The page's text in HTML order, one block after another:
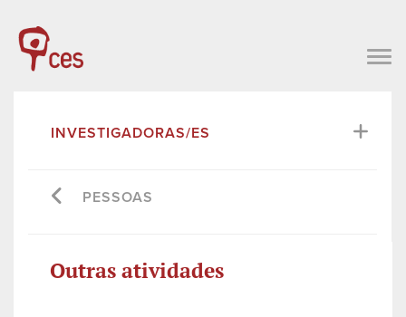
INVESTIGADORAS/ES
PESSOAS
Outras atividades